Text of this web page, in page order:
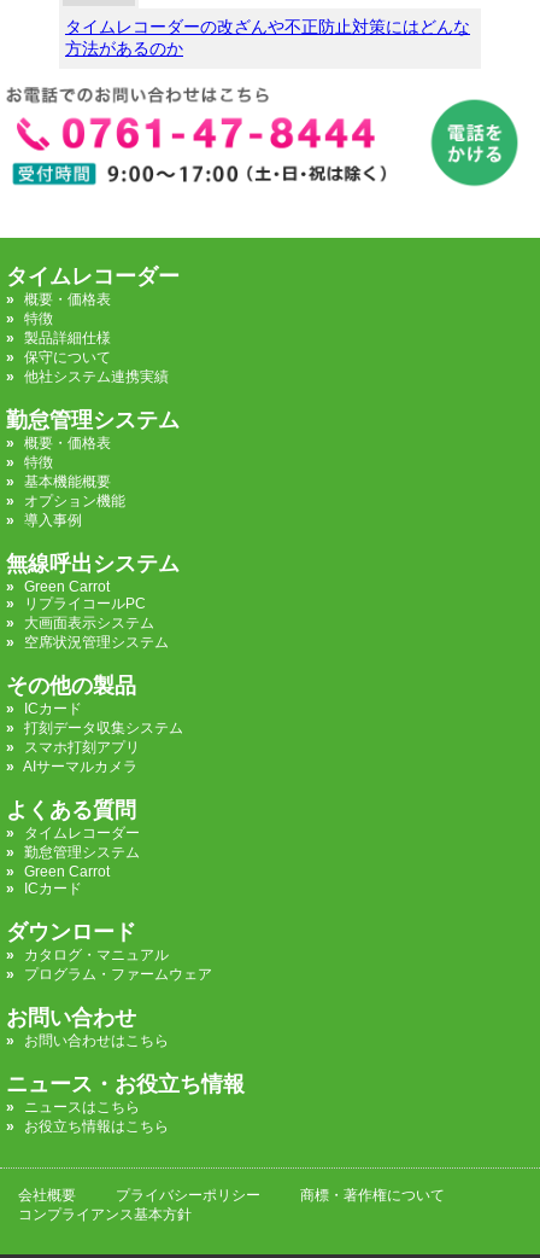
タイムレコーダーの改ざんや不正防止対策にはどんな
方法があるのか
タイムレコーダー
概要・価格表
特徴
製品詳細仕様
保守について
他社システム連携実績
勤怠管理システム
概要・価格表
特徴
基本機能概要
オプション機能
導入事例
無線呼出システム
Green Carrot
リプライコールPC
大画面表示システム
空席状況管理システム
その他の製品
ICカード
打刻データ収集システム
スマホ打刻アプリ
AIサーマルカメラ
よくある質問
タイムレコーダー
勤怠管理システム
Green Carrot
ICカード
ダウンロード
カタログ・マニュアル
プログラム・ファームウェア
お問い合わせ
お問い合わせはこちら
ニュース・お役立ち情報
ニュースはこちら
お役立ち情報はこちら
会社概要 プライバシーポリシー
商標・著作権について
コンプライアンス基本方針